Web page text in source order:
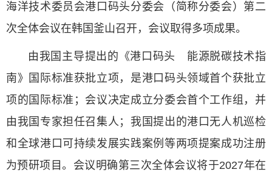
海洋技术委员会港口码头分委会（简称分委会）第二
次全体会议在韩国釜山召开，会议取得多项成果。
由我国主导提出的《港口码头 能源脱碳技术指
南》国际标准获批立项，是港口码头领域首个获批立
项的国际标准；会议决定成立分委会首个工作组，并
由我国专家担任召集人；我国提出的港口无人机巡检
和全球港口可持续发展实践案例等两项提案成功注册
为预研项目。会议明确第三次全体会议将于2027年在